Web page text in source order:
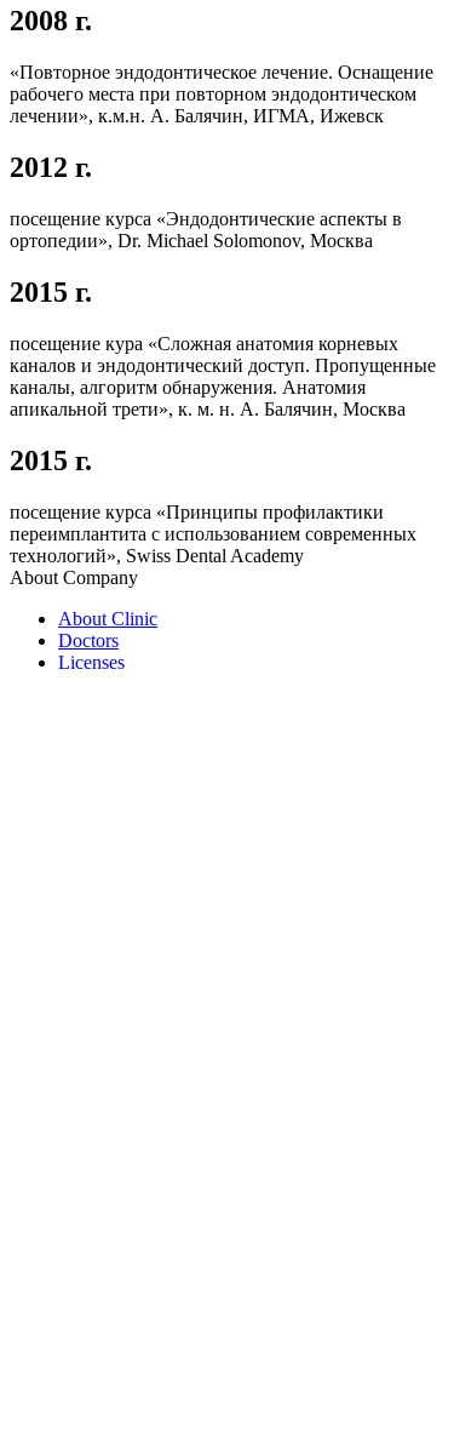
2008 г.
«Повторное эндодонтическое лечение. Оснащение
рабочего места при повторном эндодонтическом
лечении», к.м.н. А. Балячин, ИГМА, Ижевск
2012 г.
посещение курса «Эндодонтические аспекты в
ортопедии», Dr. Michael Solomonov, Москва
2015 г.
посещение кура «Сложная анатомия корневых
каналов и эндодонтический доступ. Пропущенные
каналы, алгоритм обнаружения. Анатомия
апикальной трети», к. м. н. А. Балячин, Москва
2015 г.
посещение курса «Принципы профилактики
переимплантита с использованием современных
технологий», Swiss Dental Academy
About Company
About Clinic
Doctors
Licenses